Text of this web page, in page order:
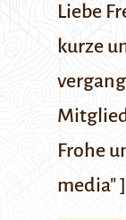
Liebe
kurze
Frohe
media"